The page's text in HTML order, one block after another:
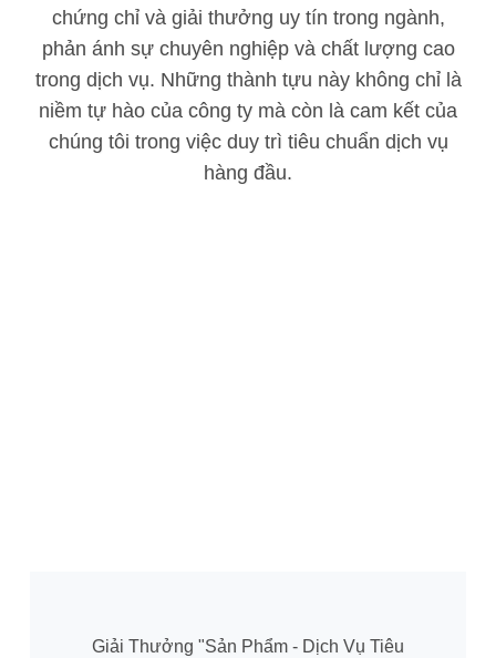
chứng chỉ và giải thưởng uy tín trong ngành,
phản ánh sự chuyên nghiệp và chất lượng cao
trong dịch vụ. Những thành tựu này không chỉ là
niềm tự hào của công ty mà còn là cam kết của
chúng tôi trong việc duy trì tiêu chuẩn dịch vụ
hàng đầu.
Giải Thưởng "Sản Phẩm - Dịch Vụ Tiêu